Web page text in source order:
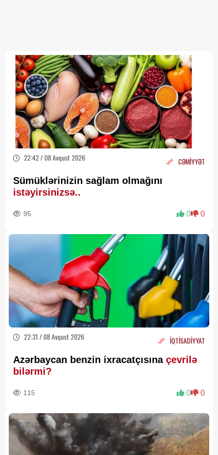
22:42 / 08 Avqust 2026 CƏMİYYƏT
Sümüklərinizin sağlam olmağını
istəyirsinizsə..
95 0 0
22:31 / 08 Avqust 2026 İQTİSADİYYAT
Azərbaycan benzin ixracatçısınaçevrilə
bilərmi?
115 0 0